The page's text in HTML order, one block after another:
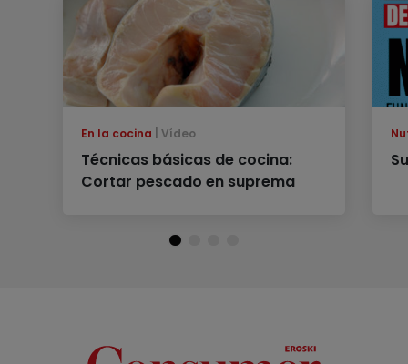
En la cocina Vídeo
Técnicas básicas de cocina:
Cortar pescado en suprema